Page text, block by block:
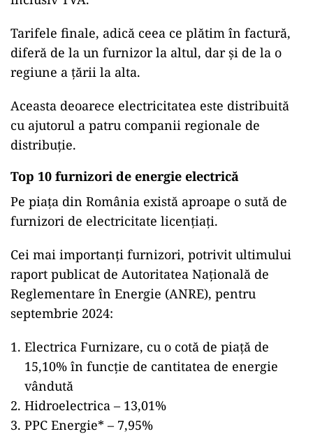
Tarifele finale, adică ceea ce plătim în factură,
diferă de la un furnizor la altul, dar și de la o
regiune a țării la alta.
Aceasta deoarece electricitatea este distribuită
cu ajutorul a patru companii regionale de
distribuție.
Top 10 furnizori de energie electrică
Pe piața din România există aproape o sută de
furnizori de electricitate licențiați.
Cei mai importanți furnizori, potrivit ultimului
raport publicat de Autoritatea Națională de
Reglementare în Energie (ANRE), pentru
septembrie 2024:
Electrica Furnizare, cu o cotă de piață de
15,10% în funcție de cantitatea de energie
vândută
Hidroelectrica – 13,01%
PPC Energie* – 7,95%